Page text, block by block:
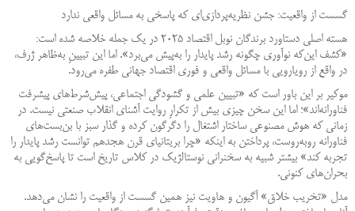
گسست از واقعیت: جشن نظریه‌پردازی‌ای که پاسخی به مسائل واقعی ندارد
هسته‌ اصلی دستاورد برندگان نوبل اقتصاد ۲۰۲۵ در یک جمله خلاصه شده است:
«کشف این‌که نوآوری چگونه رشد پایدار را به‌پیش می‌برد». اما این تبیینِ به‌ظاهر ژرف،
در واقع از رویارویی با مسائل واقعی و فوری اقتصاد جهانی طفره می‌رود.
موکیر بر این باور است که «تبیین علمی و گشودگی اجتماعی، پیش‌شرط‌های پیشرفت
فناورانه‌اند»؛ اما این سخن چیزی بیش از تکرارِ روایت آشنای انقلاب صنعتی نیست. در
زمانی که هوش مصنوعی ساختار اشتغال را دگرگون کرده و گذار سبز با بن‌بست‌های
فناورانه روبه‌روست، پرداختن به اینکه «چرا بریتانیای قرن هجدهم توانست رشد پایدار را
تجربه کند» بیشتر شبیه به سخنرانی نوستالژیک در کلاس تاریخ است تا پاسخ‌گویی به
بحران‌های کنونی.
مدل «تخریب خلاق» آگیون و هاویت نیز همین گسست از واقعیت را نشان می‌دهد.